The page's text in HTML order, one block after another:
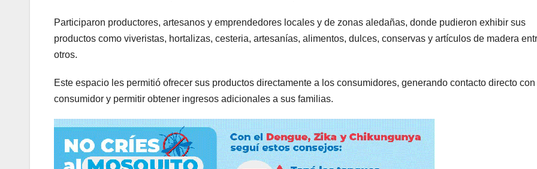
Participaron productores, artesanos y emprendedores locales y de zonas aledañas, donde pudieron exhibir sus
productos como viveristas, hortalizas, cesteria, artesanías, alimentos, dulces, conservas y artículos de madera
otros.
Este espacio les permitió ofrecer sus productos directamente a los consumidores, generando contacto directo
consumidor y permitir obtener ingresos adicionales a sus familias.